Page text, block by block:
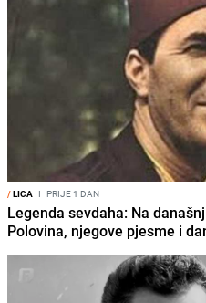
/LICA I PRIJE 1 DAN
Legenda sevdaha: Na
Polovina, njegove pjesme i